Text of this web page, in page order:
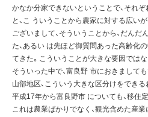
かなか分家できないということで、それ
と、こ ういうことから農家に対する広い
ございまして、そういうことから、だん
た、あるい は先ほど御質問あった高齢化
てきた。こういうことが大きな要因ではな
そういった中で、富良野 市におきましても
山部地区、こういう大きな区分けをでき
平成17年から富良野市 についても、移住
これは農業ばかりでなく、観光含めた産